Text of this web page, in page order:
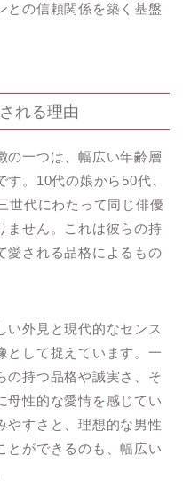
との信頼関係を築く基盤
れる理由
の一つは、幅広い年齢層
。10代の娘から50代、
世代にわたって同じ俳優
ません。これは彼らの持
愛される品格によるもの
い外見と現代的なセンス
として捉えています。一
の持つ品格や誠実さ、そ
母性的な愛情を感じてい
やすさと、理想的な男性
とができるのも、幅広い